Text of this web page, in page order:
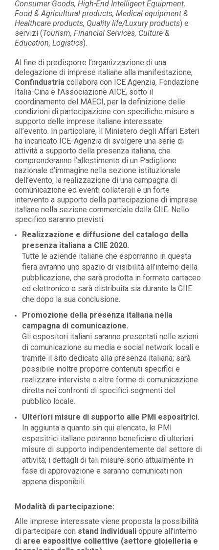
Consumer Goods, High-End Intelligent Equipment,
Food & Agricultural products, Medical equipment &
Healthcare products, Quality life/Luxury products) e
servizi (Tourism, Financial Services, Culture &
Education, Logistics).
Al fine di predisporre l’organizzazione di una
delegazione di imprese italiane alla manifestazione,
Confindustria collabora con ICE Agenzia, Fondazione
Italia-Cina e l’Associazione AICE, sotto il
coordinamento del MAECI, per la definizione delle
condizioni di partecipazione con specifiche misure a
supporto delle imprese italiane interessate
all’evento. In particolare, il Ministero degli Affari Esteri
ha incaricato ICE-Agenzia di svolgere una serie di
attività a supporto della presenza italiana, che
comprenderanno l’allestimento di un Padiglione
nazionale d’immagine nella sezione istituzionale
dell’evento, la realizzazione di una campagna di
comunicazione ed eventi collaterali e un forte
intervento a supporto della partecipazione di imprese
italiane nella sezione commerciale della CIIE. Nello
specifico saranno previsti:
Realizzazione e diffusione del catalogo della
presenza italiana a CIIE 2020.
Tutte le aziende italiane che esporranno in questa
fiera avranno uno spazio di visibilità all’interno della
pubblicazione, che sarà prodotta in formato cartaceo
ed elettronico e sarà distribuita sia durante la CIIE
che dopo la sua conclusione.
Promozione della presenza italiana nella
campagna di comunicazione.
Gli espositori italiani saranno presentati nelle azioni
di comunicazione su media e social network locali e
tramite il sito dedicato alla presenza italiana; sarà
possibile inoltre proporre contenuti specifici e
realizzare interviste o altre forme di comunicazione
diretta nei confronti di specifici segmenti del
pubblico locale.
Ulteriori misure di supporto alle PMI espositrici.
In aggiunta a quanto sin qui elencato, le PMI
espositrici italiane potranno beneficiare di ulteriori
misure di supporto indipendentemente dal settore di
attività; i dettagli di tali misure sono attualmente in
fase di approvazione e saranno comunicati non
appena disponibili.
Modalità di partecipazione:
Alle imprese interessate viene proposta la possibilità
di partecipare con stand individuali oppure all’interno
di aree espositive collettive (settore gioielleria e